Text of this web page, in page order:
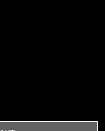
coś sam/a przed zabiegiem
zaszkodziłem?